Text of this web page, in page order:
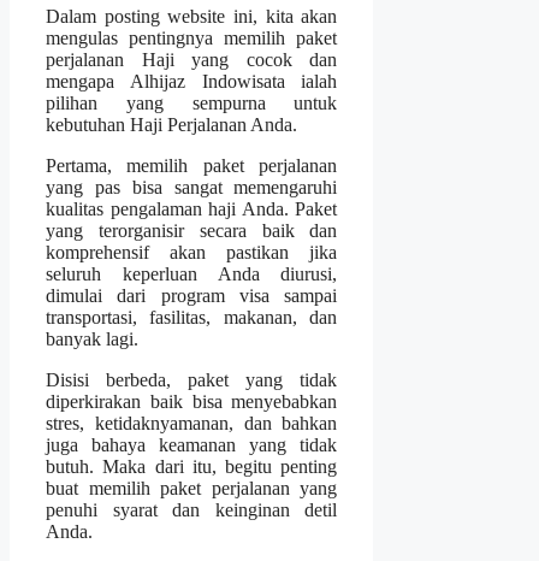
Dalam posting website ini, kita akan
mengulas pentingnya memilih paket
perjalanan Haji yang cocok dan
mengapa Alhijaz Indowisata ialah
pilihan yang sempurna untuk
kebutuhan Haji Perjalanan Anda.
Pertama, memilih paket perjalanan
yang pas bisa sangat memengaruhi
kualitas pengalaman haji Anda. Paket
yang terorganisir secara baik dan
komprehensif akan pastikan jika
seluruh keperluan Anda diurusi,
dimulai dari program visa sampai
transportasi, fasilitas, makanan, dan
banyak lagi.
Disisi berbeda, paket yang tidak
diperkirakan baik bisa menyebabkan
stres, ketidaknyamanan, dan bahkan
juga bahaya keamanan yang tidak
butuh. Maka dari itu, begitu penting
buat memilih paket perjalanan yang
penuhi syarat dan keinginan detil
Anda.